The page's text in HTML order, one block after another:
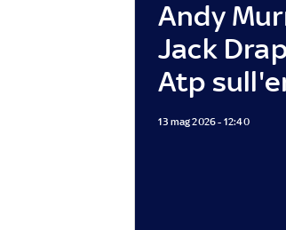
Andy
Jack
Atp
13 mag 2026 - 12:40